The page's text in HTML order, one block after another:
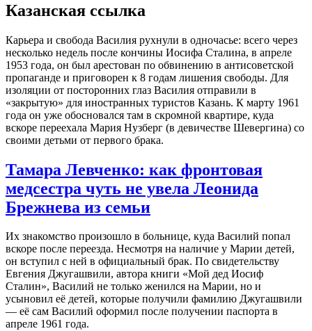
Казанская ссылка
Карьера и свобода Василия рухнули в одночасье: всего через
несколько недель после кончины Иосифа Сталина, в апреле
1953 года, он был арестован по обвинению в антисоветской
пропаганде и приговорен к 8 годам лишения свободы. Для
изоляции от посторонних глаз Василия отправили в
«закрытую» для иностранных туристов Казань. К марту 1961
года он уже обосновался там в скромной квартире, куда
вскоре переехала Мария Нузберг (в девичестве Шевергина) со
своими детьми от первого брака.
Тамара Левченко: как фронтовая
медсестра чуть не увела Леонида
Брежнева из семьи
Их знакомство произошло в больнице, куда Василий попал
вскоре после переезда. Несмотря на наличие у Марии детей,
он вступил с ней в официальный брак. По свидетельству
Евгения Джугашвили, автора книги «Мой дед Иосиф
Сталин», Василий не только женился на Марии, но и
усыновил её детей, которые получили фамилию Джугашвили
— её сам Василий оформил после получении паспорта в
апреле 1961 года.